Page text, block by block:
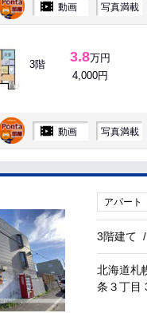
動画 写真満載
3階 3.8万円
4,000円
動画 写真満載
アパート
3階建て
北海道札
条３丁目